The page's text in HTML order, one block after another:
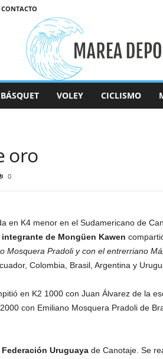
CONTACTO
BÁSQUET VOLEY CICLISMO
oro
0
en K4 menor en el Sudamericano de
integrante de Mongüen Kawen
Mosquera Pradoli y con el entrerriano
Colombia, Brasil, Argentina y
en K2 1000 con Juan Álvarez de la
con Emiliano Mosquera Pradoli de
Uruguayade Canotaje. Se